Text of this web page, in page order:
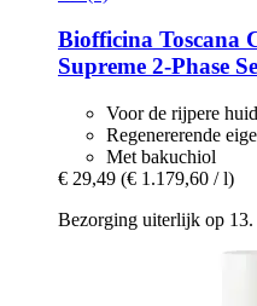
Biofficina Toscana
Supreme 2-​Phase
Voor de rijpere huid
Regenererende
Met bakuchiol
€ 29,49 (€ 1.179,60 / l)
Bezorging uiterlijk op 13.